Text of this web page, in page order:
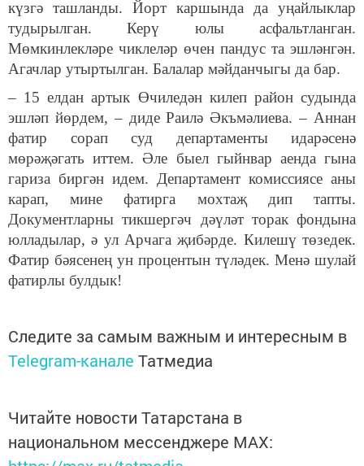
күзгә ташланды. Йорт каршында да уңайлыклар
тудырылган. Керү юлы асфальтланган.
Мөмкинлекләре чиклеләр өчен пандус та эшләнгән.
Агачлар утыртылган. Балалар мәйданчыгы да бар.
– 15 елдан артык Өчиледән килеп район судында
эшләп йөрдем, – диде Раилә Әкъмәлиева. – Аннан
фатир сорап суд департаменты идарәсенә
мөрәҗәгать иттем. Әле быел гыйнвар аенда гына
гариза биргән идем. Департамент комиссиясе аны
карап, мине фатирга мохтаҗ дип тапты.
Документларны тикшергәч дәүләт торак фондына
юлладылар, ә ул Арчага җибәрде. Килешү төзедек.
Фатир бәясенең ун процентын түләдек. Менә шулай
фатирлы булдык!
Следите за самым важным и интересным в
Telegram-канале Татмедиа
Читайте новости Татарстана в
национальном мессенджере MАХ: